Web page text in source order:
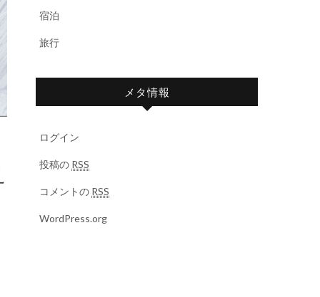
宿泊
旅行
メタ情報
ログイン
投稿の RSS
コメントの RSS
WordPress.org